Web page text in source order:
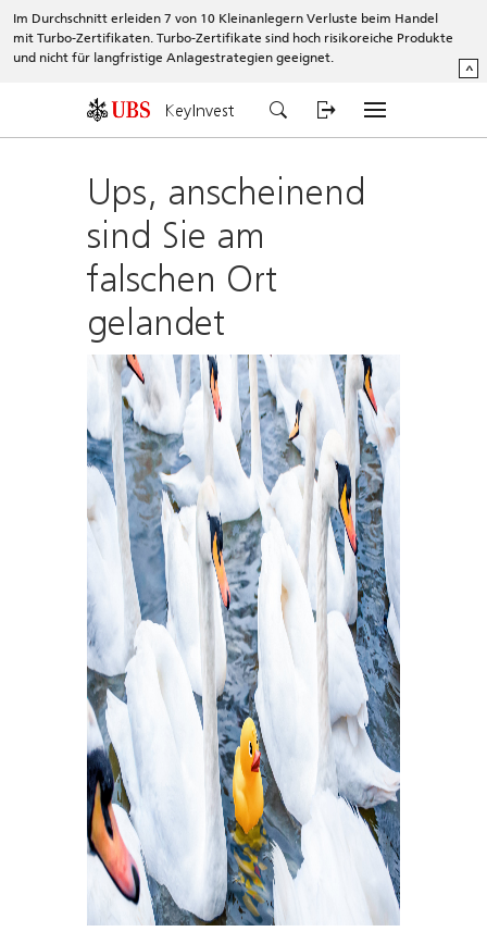
Im Durchschnitt erleiden 7 von 10 Kleinanlegern Verluste beim Handel
mit Turbo-Zertifikaten. Turbo-Zertifikate sind hoch risikoreiche Produkte
und nicht für langfristige Anlagestrategien geeignet.
^
KeyInvest
Ups, anscheinend
sind Sie am
falschen Ort
gelandet